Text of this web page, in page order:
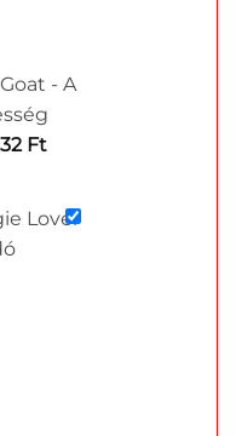
- A
FtCurrent